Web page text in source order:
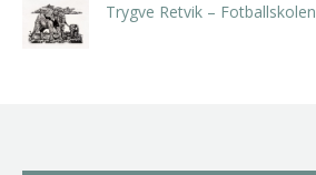
Trygve Retvik – Fotballskolen